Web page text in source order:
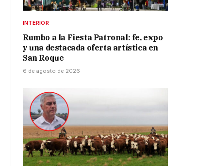
INTERIOR
Rumbo a la Fiesta Patronal: fe, expo
y una destacada oferta artística en
San Roque
6 de agosto de 2026